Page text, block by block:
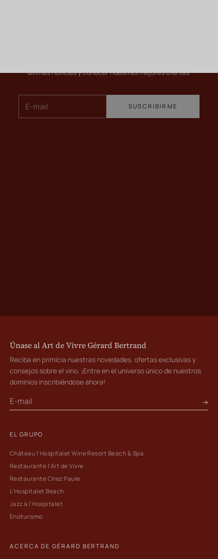
últimas noticias y conocer nuestras mejores ofertas.
SUSCRIBIRME
Únase al Art de Vivre Gérard Bertrand
Reciba en primicia nuestras novedades, ofertas exclusivas y
consejos sobre el vino. ¡Entre en el universo único de nuestros
dominios inscribiéndose ahora!
EL GRUPO
Château l'Hospitalet Wine Resort Beach & Spa
Restaurante l'Art de Vivre
Restaurante Chez Paule
L'Hospitalet Beach
Jazz à l'Hospitalet
Enoturismo
ACERCA DE GÉRARD BERTRAND